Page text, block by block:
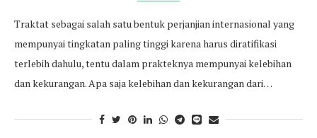
Traktat sebagai salah satu bentuk perjanjian internasional yang
mempunyai tingkatan paling tinggi karena harus diratifikasi
terlebih dahulu, tentu dalam prakteknya mempunyai kelebihan
dan kekurangan. Apa saja kelebihan dan kekurangan dari…